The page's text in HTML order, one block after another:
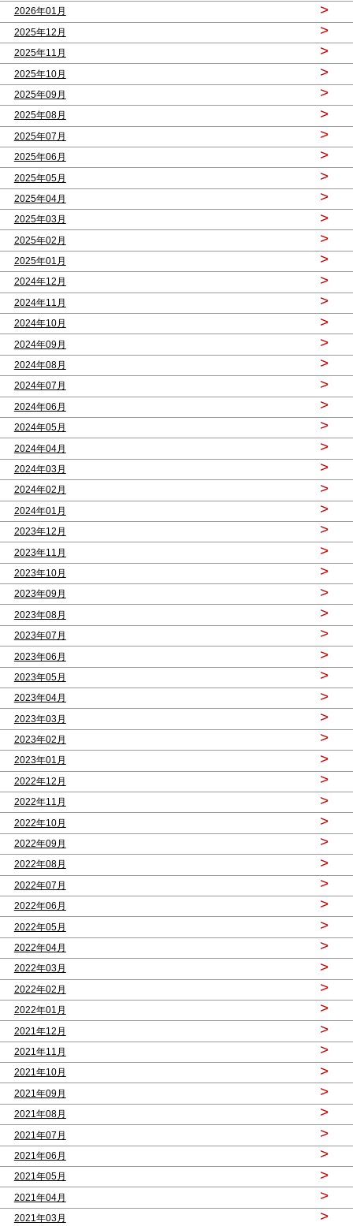
2026年01月 >
2025年12月 >
2025年11月 >
2025年10月 >
2025年09月 >
2025年08月 >
2025年07月 >
2025年06月 >
2025年05月 >
2025年04月 >
2025年03月 >
2025年02月 >
2025年01月 >
2024年12月 >
2024年11月 >
2024年10月 >
2024年09月 >
2024年08月 >
2024年07月 >
2024年06月 >
2024年05月 >
2024年04月 >
2024年03月 >
2024年02月 >
2024年01月 >
2023年12月 >
2023年11月 >
2023年10月 >
2023年09月 >
2023年08月 >
2023年07月 >
2023年06月 >
2023年05月 >
2023年04月 >
2023年03月 >
2023年02月 >
2023年01月 >
2022年12月 >
2022年11月 >
2022年10月 >
2022年09月 >
2022年08月 >
2022年07月 >
2022年06月 >
2022年05月 >
2022年04月 >
2022年03月 >
2022年02月 >
2022年01月 >
2021年12月 >
2021年11月 >
2021年10月 >
2021年09月 >
2021年08月 >
2021年07月 >
2021年06月 >
2021年05月 >
2021年04月 >
2021年03月 >